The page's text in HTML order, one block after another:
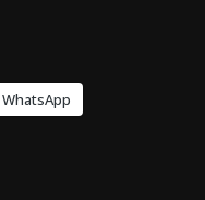
WhatsApp